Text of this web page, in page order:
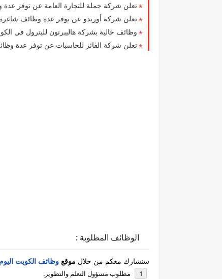
تعلن شركة جملة للتجارة العامة عن توفر
تعلن شركة أوريدو عن توفر عدة وظائف
وظائف خالية بشركة هاليبرتون للبترول في
تعلن شركة الفائز للحاسبات عن توفر عدة
الوظائف المطلوبة :
سنشارك معكم من خلال موقع وظائف الكويت اليوم
مطلوب مسؤول التعلم والتطوير.